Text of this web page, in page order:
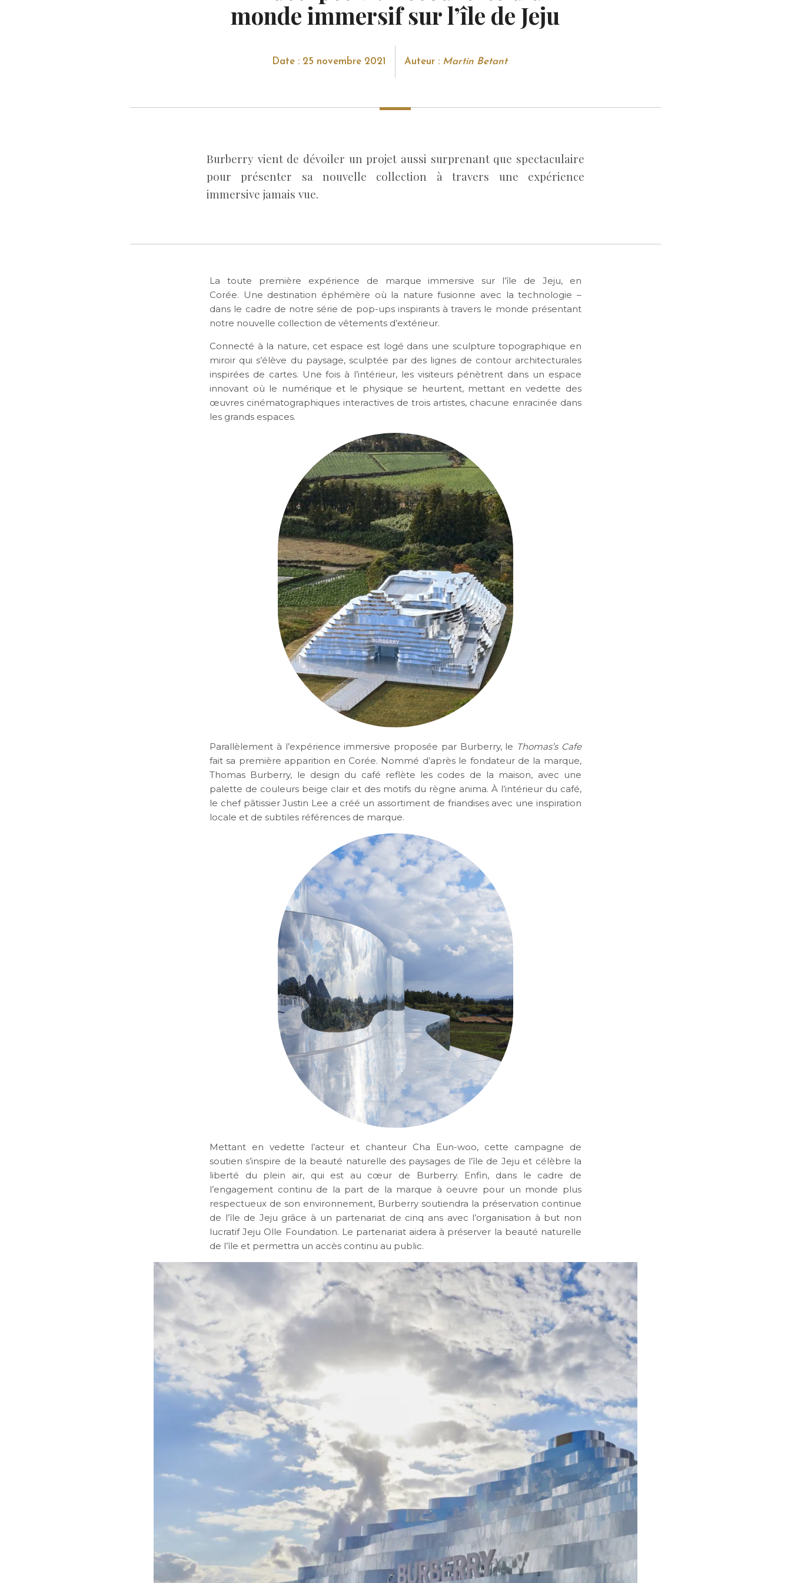
monde immersif sur l’île de Jeju
Date : 25 novembre 2021 Auteur : Martin Betant
Burberry vient de dévoiler un projet aussi surprenant que spectaculaire
pour présenter sa nouvelle collection à travers une expérience
immersive jamais vue.
La toute première expérience de marque immersive sur l’île de Jeju, en
Corée. Une destination éphémère où la nature fusionne avec la technologie –
dans le cadre de notre série de pop-ups inspirants à travers le monde présentant
notre nouvelle collection de vêtements d’extérieur.
Connecté à la nature, cet espace est logé dans une sculpture topographique en
miroir qui s’élève du paysage, sculptée par des lignes de contour architecturales
inspirées de cartes. Une fois à l’intérieur, les visiteurs pénètrent dans un espace
innovant où le numérique et le physique se heurtent, mettant en vedette des
œuvres cinématographiques interactives de trois artistes, chacune enracinée dans
les grands espaces.
Parallèlement à l’expérience immersive proposée par Burberry, le Thomas’s Cafe
fait sa première apparition en Corée. Nommé d’après le fondateur de la marque,
Thomas Burberry, le design du café reflète les codes de la maison, avec une
palette de couleurs beige clair et des motifs du règne anima. À l’intérieur du café,
le chef pâtissier Justin Lee a créé un assortiment de friandises avec une inspiration
locale et de subtiles références de marque.
Mettant en vedette l’acteur et chanteur Cha Eun-woo, cette campagne de
soutien s’inspire de la beauté naturelle des paysages de l’île de Jeju et célèbre la
liberté du plein air, qui est au cœur de Burberry. Enfin, dans le cadre de
l’engagement continu de la part de la marque à oeuvre pour un monde plus
respectueux de son environnement, Burberry soutiendra la préservation continue
de l’île de Jeju grâce à un partenariat de cinq ans avec l’organisation à but non
lucratif Jeju Olle Foundation. Le partenariat aidera à préserver la beauté naturelle
de l’île et permettra un accès continu au public.